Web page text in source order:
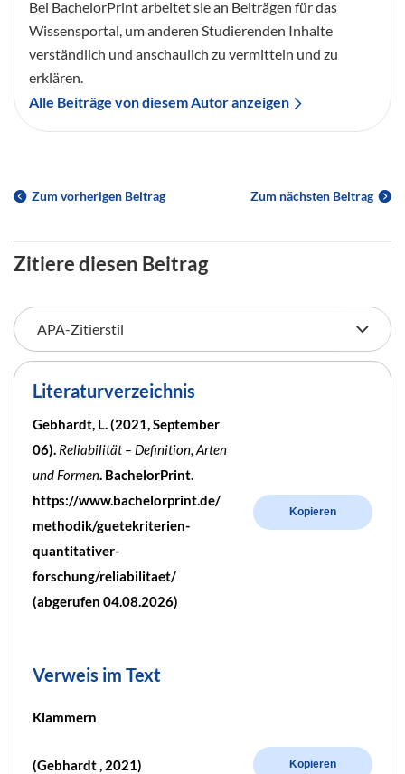
Bei BachelorPrint arbeitet sie an Beiträgen für das
Wissensportal, um anderen Studierenden Inhalte
verständlich und anschaulich zu vermitteln und zu
erklären.
Alle Beiträge von diesem Autor anzeigen
Zum vorherigen Beitrag Zum nächsten Beitrag
Zitiere diesen Beitrag
Literaturverzeichnis
Gebhardt, L. (2021, September
06). Reliabilität – Definition, Arten
und Formen. BachelorPrint.
https://www.bachelorprint.de/
methodik/guetekriterien-
quantitativer-
forschung/reliabilitaet/
(abgerufen 04.08.2026)
Kopieren
Verweis im Text
Klammern
(Gebhardt , 2021) Kopieren